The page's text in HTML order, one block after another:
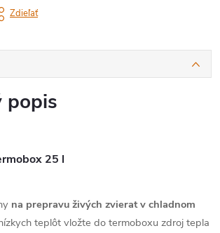
Zdieľať
popis
25 l
na prepravu živých zvierat v chladnom
teplôt vložte do termoboxu zdroj tepla